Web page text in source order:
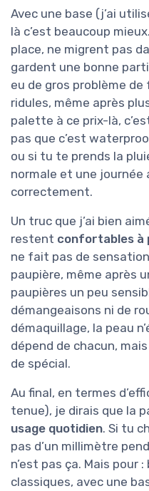
Avec une base (j’ai
là c’est beaucoup
place, ne migrent pas
gardent une bonne
eu de gros problème
ridules, même après
palette à ce prix-là,
pas que c’est
ou si tu te prends la
normale et une
correctement.
Un truc que j’ai bien
restent confortables à
ne fait pas de
paupière, même après
paupières un peu
démangeaisons ni de
démaquillage, la peau
dépend de chacun,
de spécial.
Au final, en termes
tenue), je dirais que la
usage quotidien. Si tu
pas d’un millimètre
n’est pas ça. Mais pour
classiques, avec une